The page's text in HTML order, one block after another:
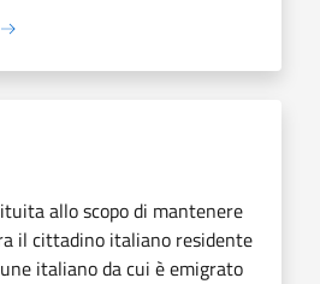
allo scopo di mantenere
il cittadino italiano residente
italiano da cui è emigrato